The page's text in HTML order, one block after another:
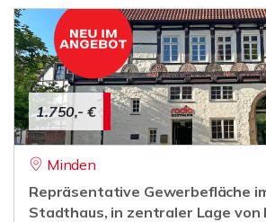
1.750,- €
Minden
Repräsentative Gewerbefläche
Stadthaus, in zentraler Lage von